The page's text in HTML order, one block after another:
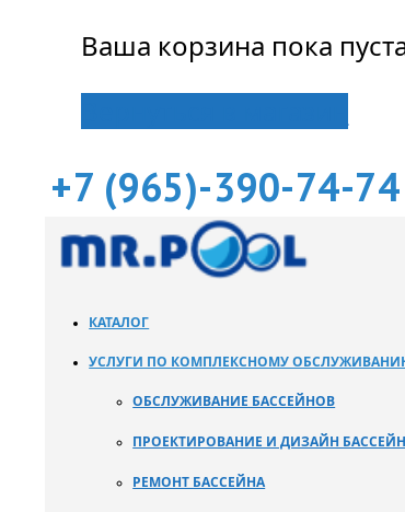
Ваша корзина пока
+7 (965)-390-74-74
КАТАЛОГ
УСЛУГИ ПО КОМПЛЕКСНОМУ
ОБСЛУЖИВАНИЕ БАССЕЙНОВ
ПРОЕКТИРОВАНИЕ И ДИЗАЙН
РЕМОНТ БАССЕЙНА